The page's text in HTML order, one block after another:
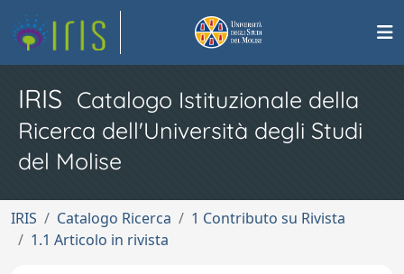
IRIS Catalogo Istituzionale della
Ricerca dell'Università degli Studi
del Molise
IRIS Catalogo Ricerca
1 Contributo su Rivista
1.1 Articolo in rivista